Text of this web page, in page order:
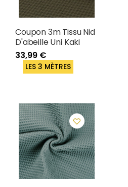
Coupon 3m Tissu Nid
D'abeille Uni Kaki
33,99 €
LES 3 MÈTRES